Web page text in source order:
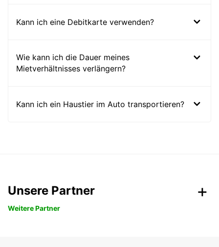
Kann ich eine Debitkarte verwenden?
Wie kann ich die Dauer meines
Mietverhältnisses verlängern?
Kann ich ein Haustier im Auto transportieren?
Unsere Partner
Weitere Partner